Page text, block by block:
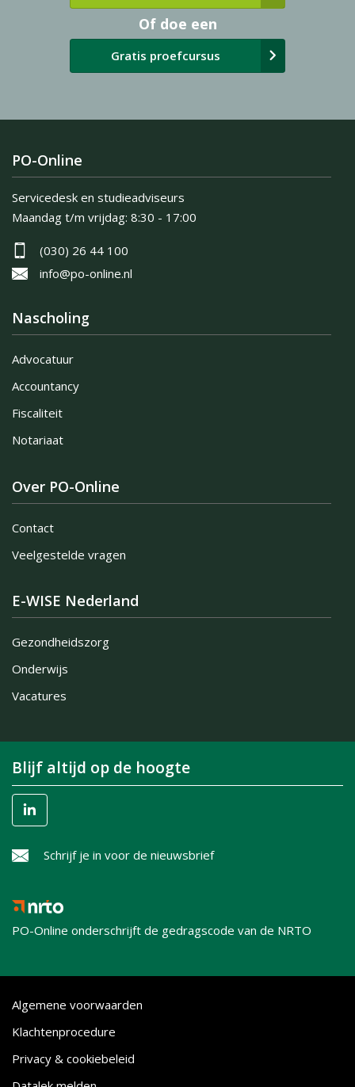
Of doe een
Gratis proefcursus
PO-Online
Servicedesk en studieadviseurs
Maandag t/m vrijdag: 8:30 - 17:00
(030) 26 44 100
info@po-online.nl
Nascholing
Advocatuur
Accountancy
Fiscaliteit
Notariaat
Over PO-Online
Contact
Veelgestelde vragen
E-WISE Nederland
Gezondheidszorg
Onderwijs
Vacatures
Blijf altijd op de hoogte
Schrijf je in voor de nieuwsbrief
PO-Online onderschrijft de gedragscode van de NRTO
Algemene voorwaarden
Klachtenprocedure
Privacy & cookiebeleid